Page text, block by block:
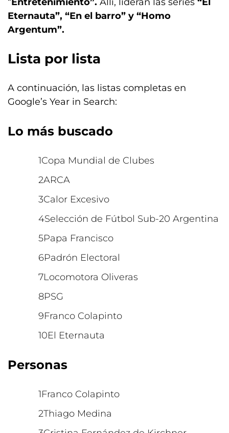
Eternauta”, “En el barro” y “Homo
Argentum”.
Lista por lista
A continuación, las listas completas en
Google’s Year in Search:
Lo más buscado
Copa Mundial de Clubes
ARCA
Calor Excesivo
Selección de Fútbol Sub-20 Argentina
Papa Francisco
Padrón Electoral
Locomotora Oliveras
PSG
Franco Colapinto
El Eternauta
Personas
Franco Colapinto
Thiago Medina